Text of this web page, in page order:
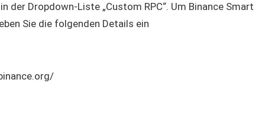
der Dropdown-Liste „Custom RPC“. Um Binance Smart
Sie die folgenden Details ein